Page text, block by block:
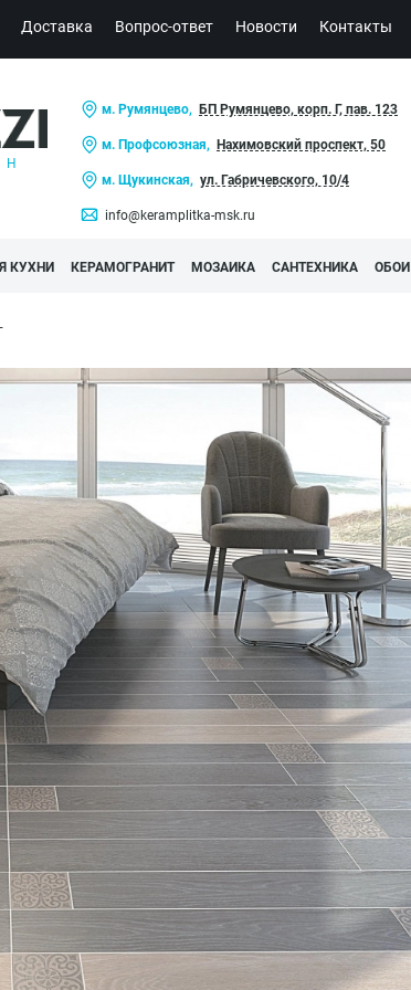
Доставка Вопрос-ответ Новости Контакты
м. Румянцево, БП Румянцево, корп. Г, пав. 123
м. Профсоюзная, Нахимовский проспект, 50
м. Щукинская, ул. Габричевского, 10/4
info@keramplitka-msk.ru
КУХНИ КЕРАМОГРАНИТ МОЗАИКА САНТЕХНИКА ОБОИ